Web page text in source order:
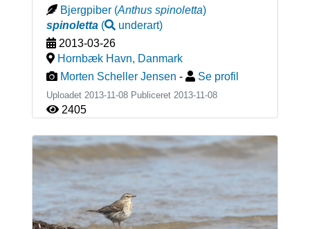
Bjergpiber (Anthus spinoletta)
spinoletta( underart)
2013-03-26
Hornbæk Havn, Danmark
Morten Scheller Jensen - Se profil
Uploadet 2013-11-08 Publiceret 2013-11-08
2405